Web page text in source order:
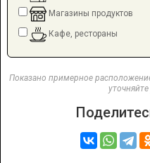
Магазины продуктов
Кафе, рестораны
Показано примерное